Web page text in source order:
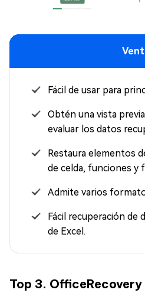
Fácil de usar para
Obtén una vista previa
evaluar los datos
Restaura elementos
de celda, funciones y
Admite varios
Fácil recuperación de
de Excel.
Top 3. OfficeRecovery